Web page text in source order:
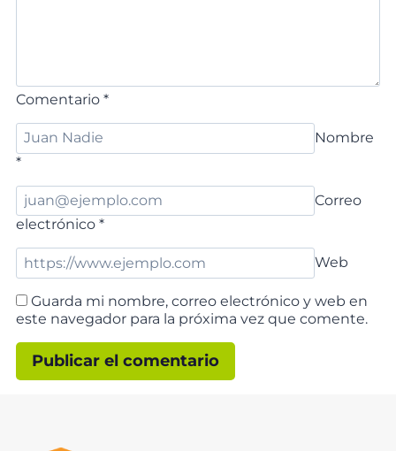
Comentario *
Nombre
*
Correo
electrónico *
Web
Guarda mi nombre, correo electrónico y web en
este navegador para la próxima vez que comente.